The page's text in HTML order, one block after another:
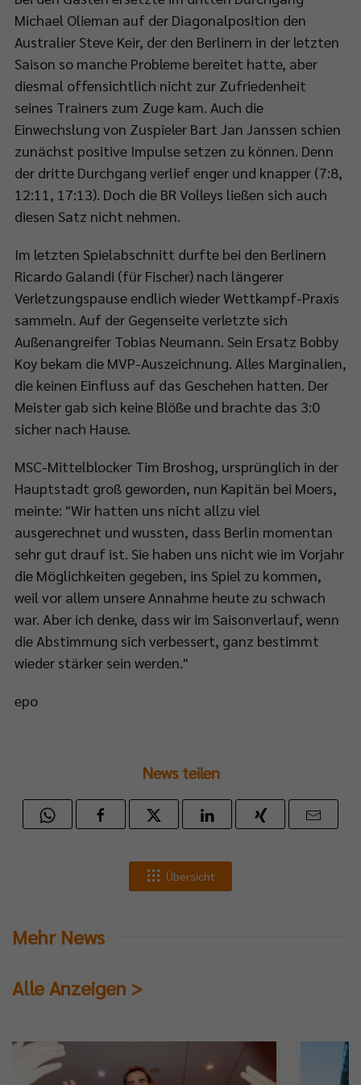
Michael Olieman auf der Diagonalposition den
Australier Steve Keir, der den Berlinern in der letzten
Saison so manche Probleme bereitet hatte, aber
diesmal offensichtlich nicht zur Zufriedenheit
seines Trainers zum Zuge kam. Auch die
Einwechslung von Zuspieler Bart Jan Janssen schien
zunächst positive Impulse setzen zu können. Denn
der dritte Durchgang verlief enger und knapper (7:8,
12:11, 17:13). Doch die BR Volleys ließen sich auch
diesen Satz nicht nehmen.
Im letzten Spielabschnitt durfte bei den Berlinern
Ricardo Galandi (für Fischer) nach längerer
Verletzungspause endlich wieder Wettkampf-Praxis
sammeln. Auf der Gegenseite verletzte sich
Außenangreifer Tobias Neumann. Sein Ersatz Bobby
Koy bekam die MVP-Auszeichnung. Alles Marginalien,
die keinen Einfluss auf das Geschehen hatten. Der
Meister gab sich keine Blöße und brachte das 3:0
sicher nach Hause.
MSC-Mittelblocker Tim Broshog, ursprünglich in der
Hauptstadt groß geworden, nun Kapitän bei Moers,
meinte: "Wir hatten uns nicht allzu viel
ausgerechnet und wussten, dass Berlin momentan
sehr gut drauf ist. Sie haben uns nicht wie im Vorjahr
die Möglichkeiten gegeben, ins Spiel zu kommen,
weil vor allem unsere Annahme heute zu schwach
war. Aber ich denke, dass wir im Saisonverlauf, wenn
die Abstimmung sich verbessert, ganz bestimmt
wieder stärker sein werden."
epo
News teilen
Übersicht
Mehr News
Alle Anzeigen >